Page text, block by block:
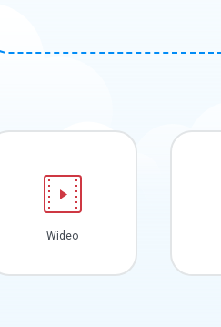
Wideo